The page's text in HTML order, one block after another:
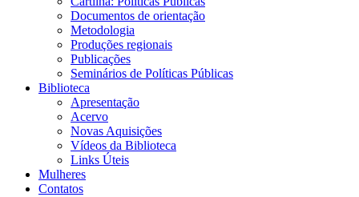
Documentos de orientação
Metodologia
Produções regionais
Publicações
Seminários de Políticas Públicas
Biblioteca
Apresentação
Acervo
Novas Aquisições
Vídeos da Biblioteca
Links Úteis
Mulheres
Contatos